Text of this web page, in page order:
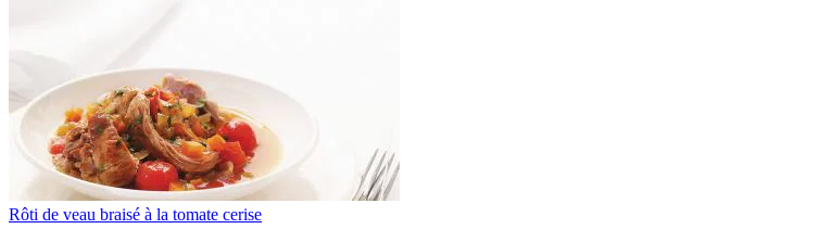
Rôti de veau braisé à la tomate cerise